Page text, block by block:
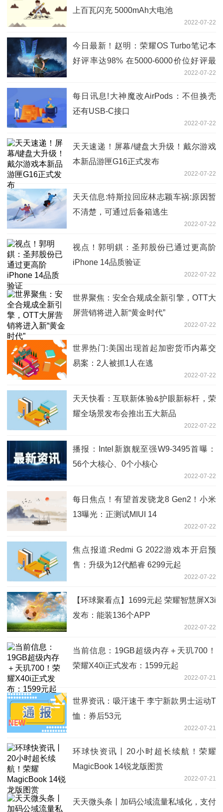
上百瓦闪充 5000mAh大电池
2022-07-22
今日最新！赵明：荣耀OS Turbo笔记本
好评率达98% 在5000-6000价位好评最
2022-07-22
每日讯息!大神魔改AirPods：不但换壳
还有USB-C接口
2022-07-22
天天速递！屏幕/键盘大升级！戴尔游戏
本新品游匣G16正式发布
2022-07-22
天天信息:特斯拉回应林志颖车祸:原因暂
不清楚，可通过后备箱逃生
2022-07-22
视点！郭明錤：圣邦股份已通过更高阶
iPhone 14品质验证
2022-07-22
世界聚焦：安全合规成全新引擎，OTT大
屏营销将进入新“黄金时代”
2022-07-22
世界热门:美国出现首起加密货币内幕交
易案：2人被抓1人在逃
2022-07-22
天天快看：互联新体验&护眼新标杆，荣
耀全场景发布会推出五大新品
2022-07-22
播报：Intel新旗舰至强W9-3495首曝：
56个大核心、0个小核心
2022-07-22
每日焦点！有望首发骁龙8 Gen2！小米
13曝光：正测试MIUI 14
2022-07-22
焦点报道:Redmi G 2022游戏本开启预
售：升级为12代酷睿 6299元起
2022-07-22
【环球聚看点】1699元起 荣耀智慧屏X3i
发布：能装136个APP
2022-07-22
当前信息：19GB超级内存＋天玑700！
荣耀X40i正式发布：1599元起
2022-07-21
世界资讯：吸汗速干 李宁新款男士运动T
恤：券后53元
2022-07-21
环球快资讯丨20小时超长续航！荣耀
MagicBook 14锐龙版图赏
2022-07-21
天天微头条丨加码公域流量私域化，支付